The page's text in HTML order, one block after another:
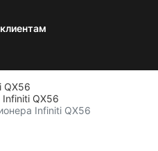
клиентам
QX56
QX56
Infiniti QX56